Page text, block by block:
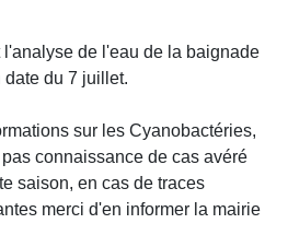
de l'eau de la baignade
du 7 juillet.
sur les Cyanobactéries,
connaissance de cas avéré
saison, en cas de traces
merci d'en informer la mairie